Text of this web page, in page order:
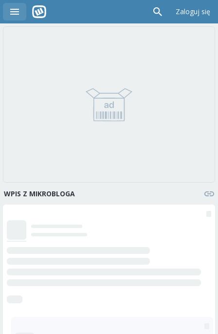
Zaloguj się
WPIS Z MIKROBLOGA